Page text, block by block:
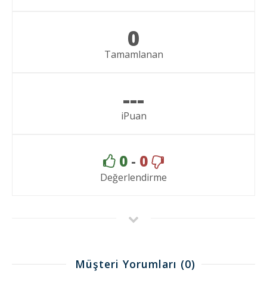
0
Tamamlanan
---
iPuan
0 - 0
Değerlendirme
Müşteri Yorumları (0)